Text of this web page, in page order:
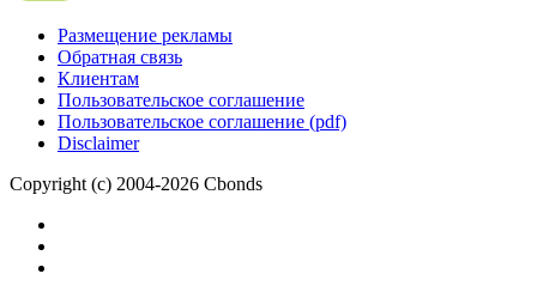
Размещение рекламы
Обратная связь
Клиентам
Пользовательское соглашение
Пользовательское соглашение (pdf)
Disclaimer
Copyright (c) 2004-2026 Cbonds